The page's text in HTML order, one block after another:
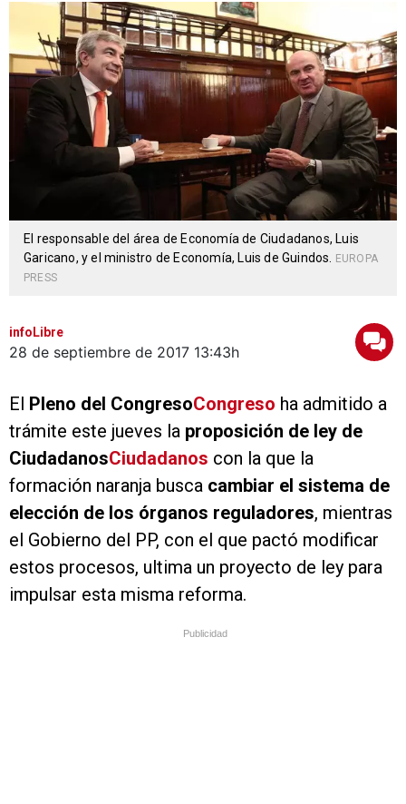
El responsable del área de Economía de Ciudadanos, Luis
Garicano, y el ministro de Economía, Luis de Guindos.
EUROPA
PRESS
infoLibre
28 de septiembre de 2017 13:43h
El Pleno del CongresoCongreso ha admitido a
trámite este jueves la proposición de ley de
CiudadanosCiudadanos con la que la
formación naranja busca cambiar el sistema de
elección de los órganos reguladores, mientras
el Gobierno del PP, con el que pactó modificar
estos procesos, ultima un proyecto de ley para
impulsar esta misma reforma.
Publicidad